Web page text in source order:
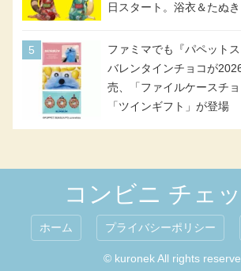
日スタート。浴衣＆たぬ
号・5号) / シャディクが全
ンドになって登場!
ファミマでも『パペット
バレンタインチョコが
売、「ファイルケースチョ
「ツインギフト」が登場
コンビニ チェ
ホーム プライバシーポリシー
© kuronek All rights